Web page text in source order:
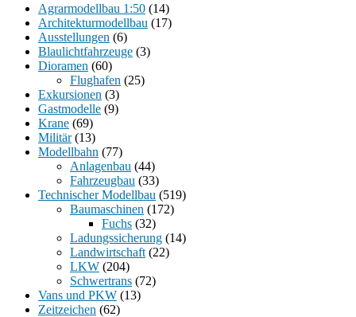
Agrarmodellbau 1:50 (14)
Architekturmodellbau (17)
Ausstellungen (6)
Blaulichtfahrzeuge (3)
Dioramen (60)
Flughafen (25)
Exkursionen (3)
Gastmodelle (9)
Krane (69)
Militär(13)
Modellbahn (77)
Anlagenbau (44)
Fahrzeugbau (33)
Technischer Modellbau (519)
Baumaschinen (172)
Fuchs (32)
Ladungssicherung (14)
Landwirtschaft (22)
LKW (204)
Schwertrans (72)
Vans und PKW (13)
Zeitzeichen (62)